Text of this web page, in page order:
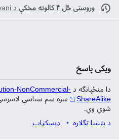
وروستی ځل ۴ کالونه مخکې د
ویکی پاسخ
دا منځپانگه دNonCommercial-
ShareAlike سره سم ستاسې
شوي وي.
د پټنتيا تگلاره
ډېسکټاپ